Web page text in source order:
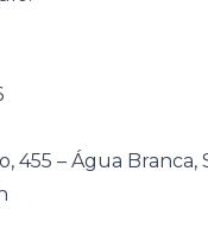
455 – Água Branca,